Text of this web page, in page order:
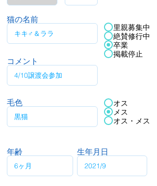
猫の名前
コメント
里親募集中
絶賛修行中
卒業
掲載停止
毛色
オス
メス
オス・メス
年齢 生年月日